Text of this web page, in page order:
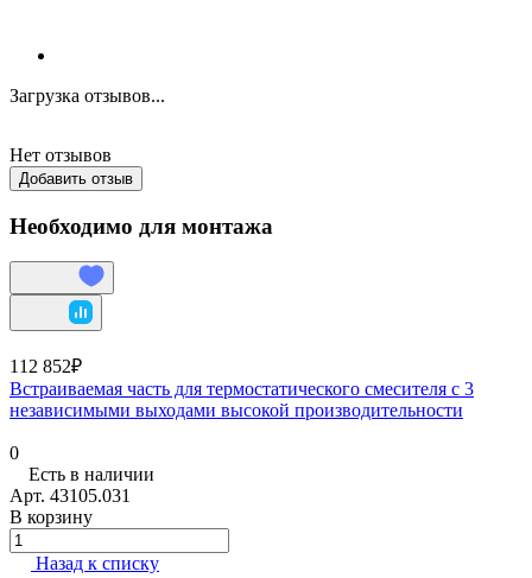
Загрузка отзывов...
Нет отзывов
Добавить отзыв
Необходимо для монтажа
112 852₽
Встраиваемая часть для термостатического смесителя с 3
независимыми выходами высокой производительности
0
Есть в наличии
Арт. 43105.031
В корзину
Назад к списку